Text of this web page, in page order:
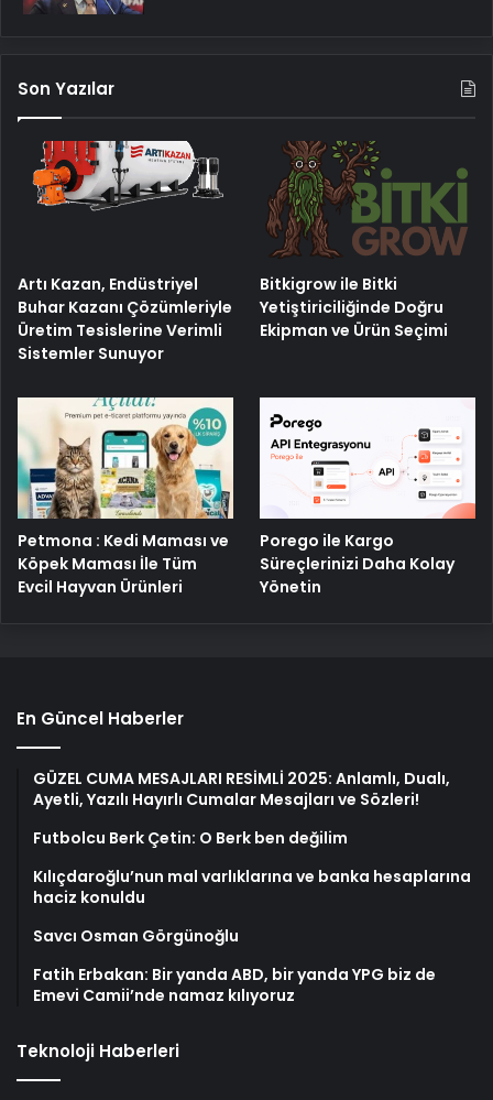
Son Yazılar
Artı Kazan, Endüstriyel
Buhar Kazanı Çözümleriyle
Üretim Tesislerine Verimli
Sistemler Sunuyor
Bitkigrow ile Bitki
Yetiştiriciliğinde Doğru
Ekipman ve Ürün Seçimi
Petmona : Kedi Maması ve
Köpek Maması İle Tüm
Evcil Hayvan Ürünleri
Porego ile Kargo
Süreçlerinizi Daha Kolay
Yönetin
En Güncel Haberler
GÜZEL CUMA MESAJLARI RESİMLİ 2025: Anlamlı, Dualı,
Ayetli, Yazılı Hayırlı Cumalar Mesajları ve Sözleri!
Futbolcu Berk Çetin: O Berk ben değilim
Kılıçdaroğlu’nun mal varlıklarına ve banka hesaplarına
haciz konuldu
Savcı Osman Görgünoğlu
Fatih Erbakan: Bir yanda ABD, bir yanda YPG biz de
Emevi Camii’nde namaz kılıyoruz
Teknoloji Haberleri